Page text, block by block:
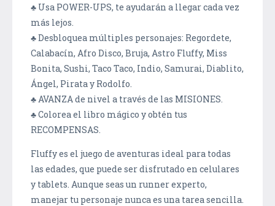
♣ Usa POWER-UPS, te ayudarán a llegar cada vez
más lejos.
♣ Desbloquea múltiples personajes: Regordete,
Calabacín, Afro Disco, Bruja, Astro Fluffy, Miss
Bonita, Sushi, Taco Taco, Indio, Samurai, Diablito,
Ángel, Pirata y Rodolfo.
♣ AVANZA de nivel a través de las MISIONES.
♣ Colorea el libro mágico y obtén tus
RECOMPENSAS.
Fluffy es el juego de aventuras ideal para todas
las edades, que puede ser disfrutado en celulares
y tablets. Aunque seas un runner experto,
manejar tu personaje nunca es una tarea sencilla.